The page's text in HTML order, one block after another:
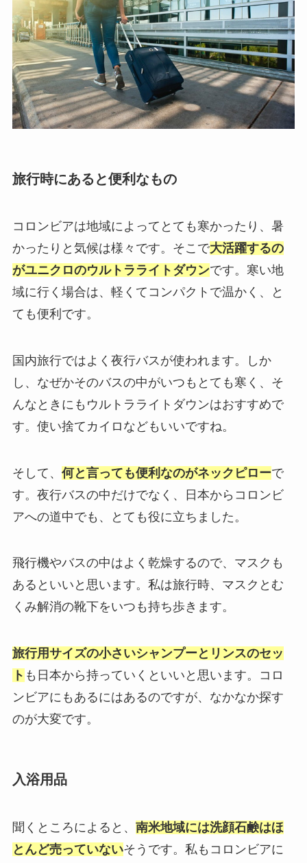
旅行時にあると便利なもの
コロンビアは地域によってとても寒かったり、暑
かったりと気候は様々です。そこで大活躍するの
がユニクロのウルトラライトダウンです。寒い地
域に行く場合は、軽くてコンパクトで温かく、と
ても便利です。
国内旅行ではよく夜行バスが使われます。しか
し、なぜかそのバスの中がいつもとても寒く、そ
んなときにもウルトラライトダウンはおすすめで
す。使い捨てカイロなどもいいですね。
そして、 何と言っても便利なのがネックピローで
す。夜行バスの中だけでなく、日本からコロンビ
アへの道中でも、とても役に立ちました。
飛行機やバスの中はよく乾燥するので、マスクも
あるといいと思います。私は旅行時、マスクとむ
くみ解消の靴下をいつも持ち歩きます。
旅行用サイズの小さいシャンプーとリンスのセッ
ト も日本から持っていくといいと思います。コロ
ンビアにもあるにはあるのですが、なかなか探す
のが大変です。
入浴用品
聞くところによると、 南米地域には洗顔石鹸はほ
とんど売っていないそうです。私もコロンビアに